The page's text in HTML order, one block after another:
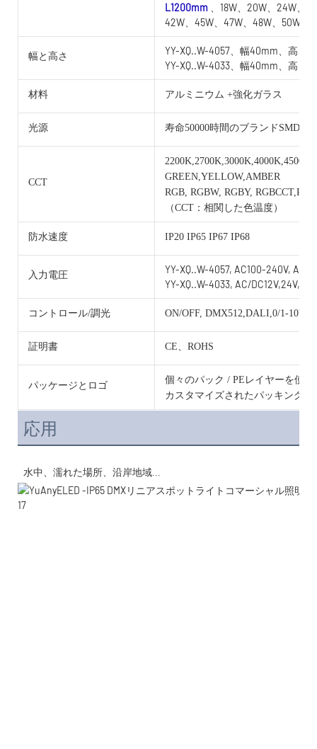
L1200mm
、18W、20W、24W、
42W、45W、47W、48W、50W
幅と高さ
YY-XQ..W-4057、幅40mm、高さ
YY-XQ..W-4033、幅40mm、高さ
材料 アルミニウム +強化ガラス
光源 寿命50000時間のブランドSMD
CCT
GREEN,YELLOW,AMBER
RGB, RGBW, RGBY,
（CCT：相関した色温度）
防水速度 IP20 IP65 IP67 IP68
入力電圧
YY-XQ..W-4057, AC100-240V, AC/
YY-XQ..W-4033, AC/
コントロール/調光 ON/OFF, DMX512,DALI,0/1-10V,
証明書 CE、ROHS
パッケージとロゴ
個々のパック / PEレイヤーを使
カスタマイズされたパッキング
応用